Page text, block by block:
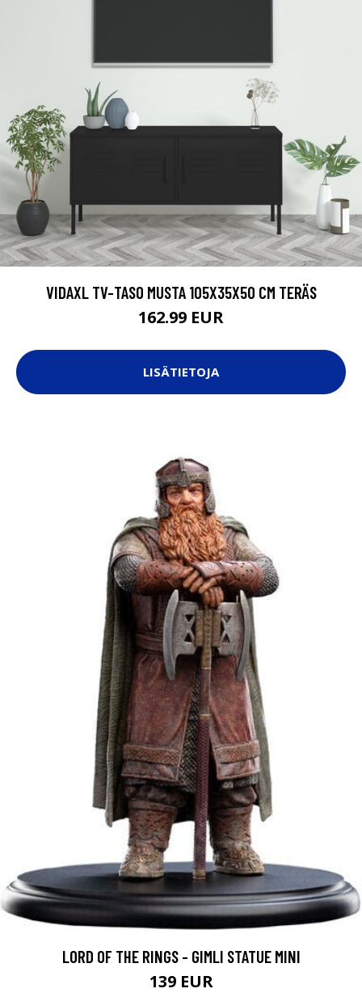
VIDAXL TV-TASO MUSTA 105X35X50 CM TERÄS
162.99 EUR
LISÄTIETOJA
LORD OF THE RINGS - GIMLI STATUE MINI
139 EUR